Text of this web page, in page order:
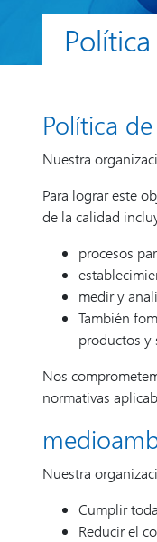
Política
Nuestra
Para lograr este
de la calidad
procesos
medir y
También
productos y
Nos
normativas
Nuestra
Cumplir
Reducir el